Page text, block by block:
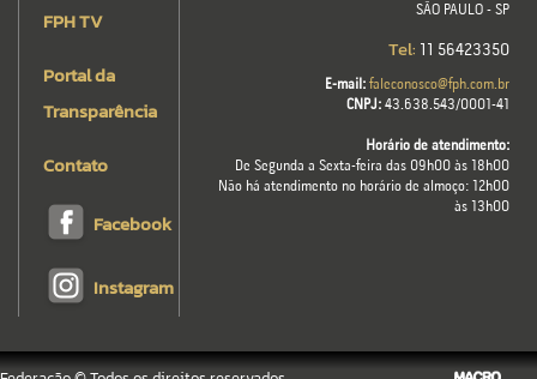
FPH TV
Portal da
Transparência
Contato
Facebook
Instagram
SÃO PAULO - SP
Tel: 11 56423350
E-mail: faleconosco@fph.com.br
CNPJ: 43.638.543/0001-41
Horário de atendimento:
De Segunda a Sexta-feira das 09h00 às 18h00
Não há atendimento no horário de almoço: 12h00
às 13h00